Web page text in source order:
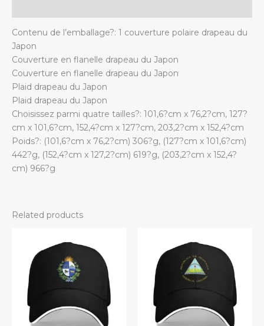
Contenu de l’emballage?: 1 couverture polaire drapeau du
Japon
Couverture en flanelle drapeau du Japon
Couverture en flanelle drapeau du Japon
Plaid drapeau du Japon
Plaid drapeau du Japon
Choisissez parmi quatre tailles?: 101,6?cm x 76,2?cm, 127?
cm x 101,6?cm, 152,4?cm x 127?cm, 203,2?cm x 152,4?cm
Poids?: (101,6?cm x 76,2?cm) 306?g, (127?cm x 101,6?cm)
442?g, (152,4?cm x 127,2?cm) 619?g, (203,2?cm x 152,4?
cm) 966?g
Related products